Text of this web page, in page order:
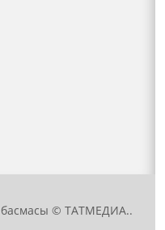
© ТАТМЕДИА..